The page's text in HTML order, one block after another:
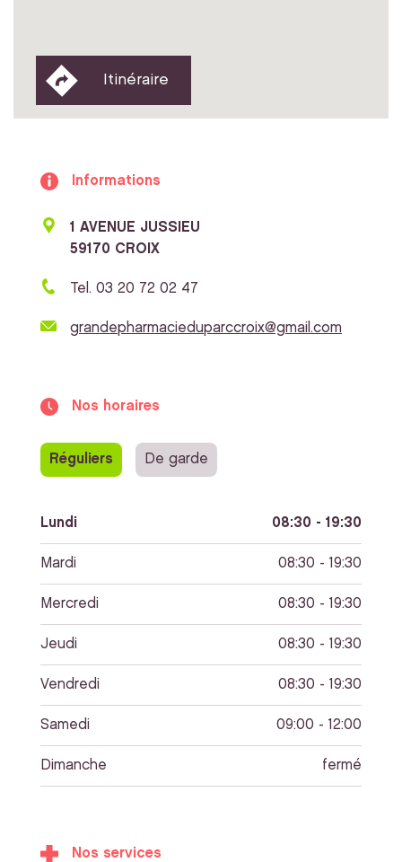
Itinéraire
Informations
1 AVENUE JUSSIEU
59170 CROIX
Tel. 03 20 72 02 47
grandepharmacieduparccroix@gmail.com
Nos horaires
Réguliers De garde
Lundi 08:30 - 19:30
Mardi 08:30 - 19:30
Mercredi 08:30 - 19:30
Jeudi 08:30 - 19:30
Vendredi 08:30 - 19:30
Samedi 09:00 - 12:00
Dimanche fermé
Nos services